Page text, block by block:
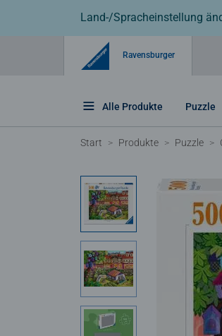
Land-/Spracheinstellung
Ravensburger
Alle Produkte Puzzle
Start Produkte Puzzle